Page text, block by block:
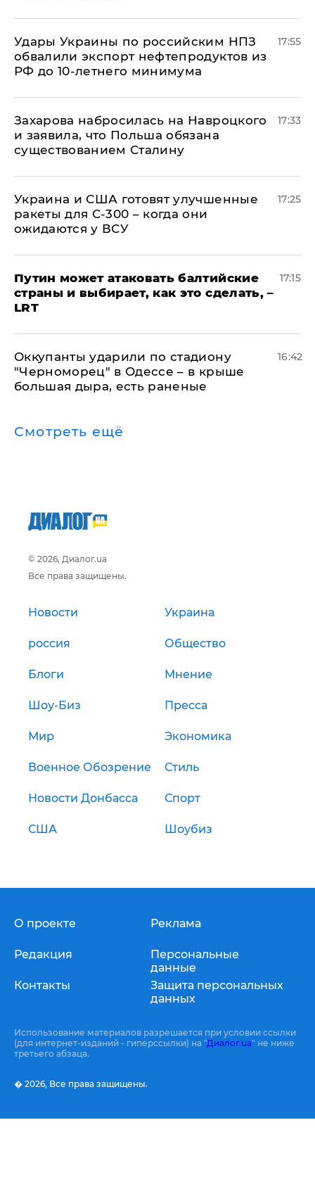
Удары Украины по российским НПЗ
обвалили экспорт нефтепродуктов из
РФ до 10-летнего минимума
17:55
​Захарова набросилась на Навроцкого
и заявила, что Польша обязана
существованием Сталину
17:33
Украина и США готовят улучшенные
ракеты для С-300 – когда они
ожидаются у ВСУ
17:25
Путин может атаковать балтийские
страны и выбирает, как это сделать, –
LRT
17:15
Оккупанты ударили по стадиону
"Черноморец" в Одессе – в крыше
большая дыра, есть раненые
16:42
Смотреть ещё
© 2026, Диалог.ua
Все права защищены.
Новости Украина
россия Общество
Блоги Мнение
Шоу-Биз Пресса
Мир Экономика
Военное Обозрение Стиль
Новости Донбасса Спорт
США Шоубиз
О проекте
Редакция
Контакты
Реклама
Персональные
данные
Защита персональных
данных
Использование материалов разрешается при условии ссылки
(для интернет-изданий - гиперссылки) на "Диалог.ua" не ниже
третьего абзаца.
� 2026, Все права защищены.